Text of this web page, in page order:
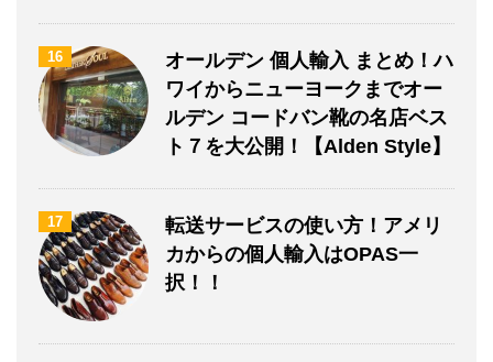
16
オールデン 個人輸入 まとめ！ハ
ワイからニューヨークまでオー
ルデン コードバン靴の名店ベス
ト７を大公開！【Alden Style】
17
転送サービスの使い方！アメリ
カからの個人輸入はOPAS一
択！！